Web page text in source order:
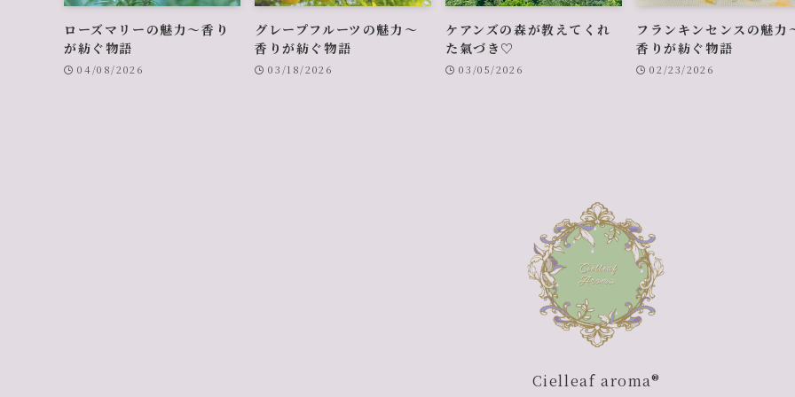
ローズマリーの魅力〜香り
が紡ぐ物語
04/08/2026
グレープフルーツの魅力〜
香りが紡ぐ物語
03/18/2026
ケアンズの森が教えてくれ
た氣づき♡
03/05/2026
フランキンセンスの魅力
香りが紡ぐ物語
02/23/2026
Cielleaf aroma®